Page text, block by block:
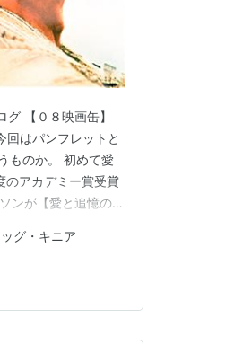
【０８映画缶】
はパンフレットと
ものか。 初めて愛
のアカデミー賞受賞
ンが【愛と追憶の
のメルビン。甘く
グ・キニア